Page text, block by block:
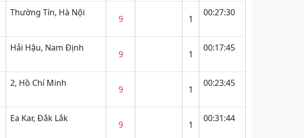
Thường Tín, Hà Nội
9 1
00:27:30
Hải Hậu, Nam Định
9 1
00:17:45
2, Hồ Chí Minh
9 1
00:23:45
Ea Kar, Đắk Lắk
9 1
00:31:44